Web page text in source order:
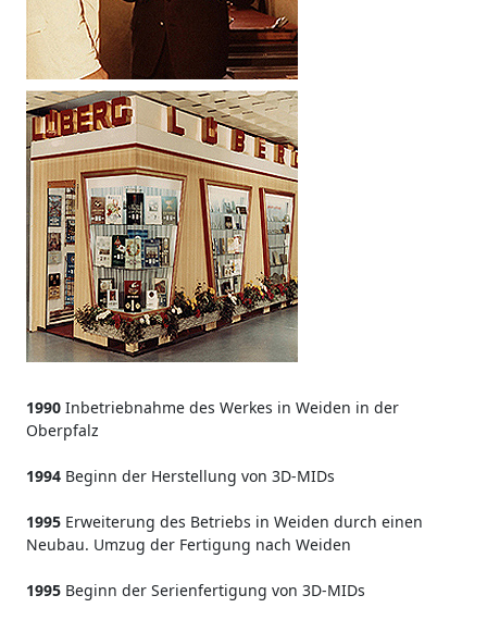
1990 Inbetriebnahme des Werkes in Weiden in der
Oberpfalz
1994 Beginn der Herstellung von 3D-MIDs
1995 Erweiterung des Betriebs in Weiden durch einen
Neubau. Umzug der Fertigung nach Weiden
1995 Beginn der Serienfertigung von 3D-MIDs